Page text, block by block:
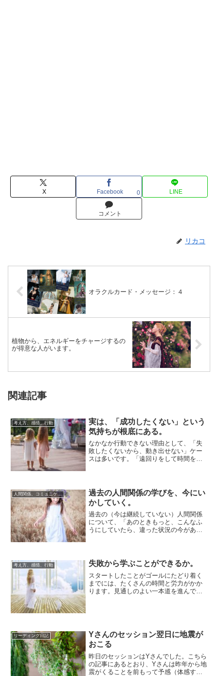
X Facebook 0 LINE
コメント
リカコ
オラクルカード・メッセージ：４
植物から、エネルギーをチャージするの
が得意な人がいます。
関連記事
考え方、感情、行動
実は、「成功したくない」という
気持ちが根底にある。
なかなか行動できない理由として、「失
敗したくないから、動き出せない」ケー
スは多いです。「遠回りをして時間を無
人間関係、コミュニケーション
過去の人間関係の学びを、今にい
かしていく。
過去の（今は継続していない）人間関係
について、「あのときもっと、こんなふ
うにしていたら、違った状況の今があっ
考え方、感情、行動 失敗から学ぶことができるか。
スタートしたことがゴールにたどり着く
までには、たくさんの時間と労力がかか
ります。見通しのよい一本道を進んでい
リーディング日記
Yさんのセッション翌日に地震が
おこる
昨日のセッションはYさんでした。こちら
の記事にあるとおり、Yさんは昨年から地
震がくることを前もって予感（体感する